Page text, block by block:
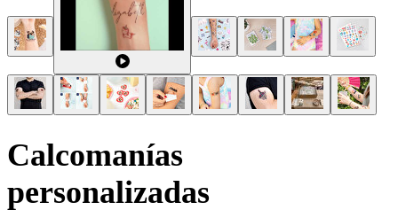
Calcomanías
personalizadas